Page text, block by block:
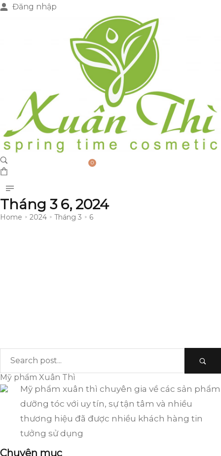
Đăng nhập
0
Tháng 3 6, 2024
Home > 2024 > Tháng 3 > 6
Mỹ phẩm Xuân Thì
Mỹ phẩm xuân thì chuyên gia về các sản phẩm
dưỡng tóc với uy tín, sự tận tâm và nhiều
thương hiệu đã được nhiều khách hàng tin
tưởng sử dụng
Chuyên mục